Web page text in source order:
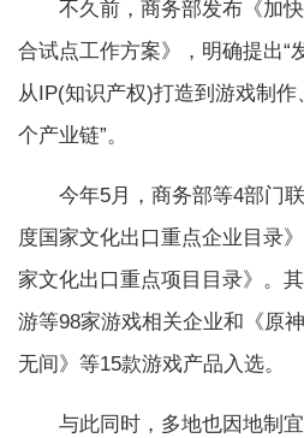
不久前，商务部发布《加快
合试点工作方案》，明确提出“
从IP(知识产权)打造到游戏制
个产业链”。
今年5月，商务部等4部门联
度国家文化出口重点企业目录
家文化出口重点项目目录》。
游等98家游戏相关企业和《原
无间》等15款游戏产品入选。
与此同时，多地也因地制宜